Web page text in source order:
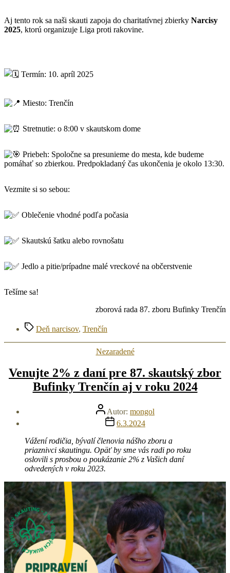
Aj tento rok sa naši skauti zapoja do charitatívnej zbierky Narcisy
2025, ktorú organizuje Liga proti rakovine.
Termín: 10. apríl 2025
Miesto: Trenčín
Stretnutie: o 8:00 v skautskom dome
Priebeh: Spoločne sa presunieme do mesta, kde budeme
pomáhať so zbierkou. Predpokladaný čas ukončenia je okolo 13:30.
Vezmite si so sebou:
Oblečenie vhodné podľa počasia
Skautskú šatku alebo rovnošatu
Jedlo a pitie/prípadne malé vreckové na občerstvenie
Tešíme sa!
zborová rada 87. zboru Bufinky Trenčín
ZnačkyDeň narcisov, Trenčín
Kategórie
Nezaradené
Venujte 2% z daní pre 87. skautský zbor
Bufinky Trenčín aj v roku 2024
Autor
článku
Autor: mongol
Dátum
článku
6.3.2024
Vážení rodičia, bývalí členovia nášho zboru a
priaznivci skautingu. Opäť by sme vás radi po roku
oslovili s prosbou o poukázanie 2% z Vašich daní
odvedených v roku 2023.